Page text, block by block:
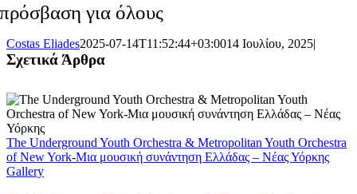
πρόσβαση για όλους
Costas Eliades2025-07-14T11:52:44+03:0014 Ιουλίου, 2025|
Σχετικά Άρθρα
The Underground Youth Orchestra & Metropolitan Youth Orchestra
of New York-Μια μουσική συνάντηση Ελλάδας – Νέας Υόρκης
Gallery